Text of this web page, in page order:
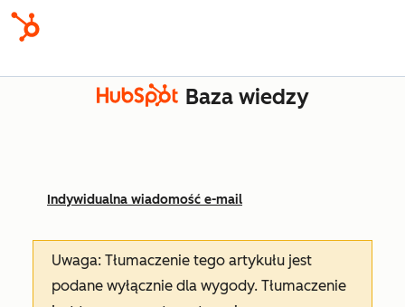
Baza wiedzy
Indywidualna wiadomość e-mail
Uwaga: Tłumaczenie tego artykułu jest
podane wyłącznie dla wygody. Tłumaczenie